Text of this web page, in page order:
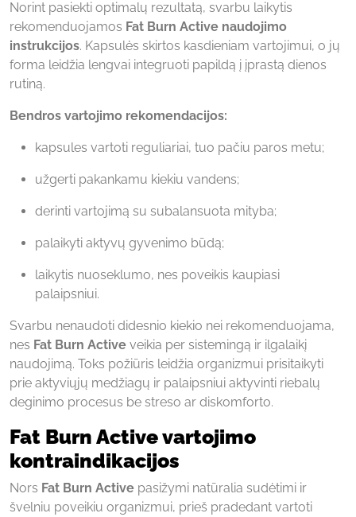
Norint pasiekti optimalų rezultatą, svarbu laikytis
rekomenduojamos Fat Burn Active naudojimo
instrukcijos. Kapsulės skirtos kasdieniam vartojimui, o jų
forma leidžia lengvai integruoti papildą į įprastą dienos
rutiną.
Bendros vartojimo rekomendacijos:
kapsules vartoti reguliariai, tuo pačiu paros metu;
užgerti pakankamu kiekiu vandens;
derinti vartojimą su subalansuota mityba;
palaikyti aktyvų gyvenimo būdą;
laikytis nuoseklumo, nes poveikis kaupiasi
palaipsniui.
Svarbu nenaudoti didesnio kiekio nei rekomenduojama,
nes Fat Burn Active veikia per sistemingą ir ilgalaikį
naudojimą. Toks požiūris leidžia organizmui prisitaikyti
prie aktyviųjų medžiagų ir palaipsniui aktyvinti riebalų
deginimo procesus be streso ar diskomforto.
Fat Burn Active vartojimo
kontraindikacijos
Nors Fat Burn Active pasižymi natūralia sudėtimi ir
švelniu poveikiu organizmui, prieš pradedant vartoti